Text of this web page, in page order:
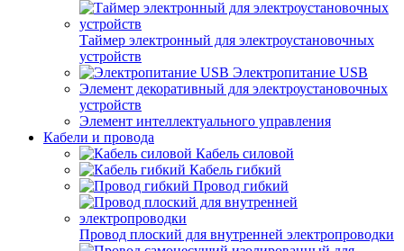
Таймер электронный для электроустановочных
устройств
Электропитание USB
Элемент декоративный для электроустановочных
устройств
Элемент интеллектуального управления
Кабели и провода
Кабель силовой
Кабель гибкий
Провод гибкий
Провод плоский для внутренней электропроводки